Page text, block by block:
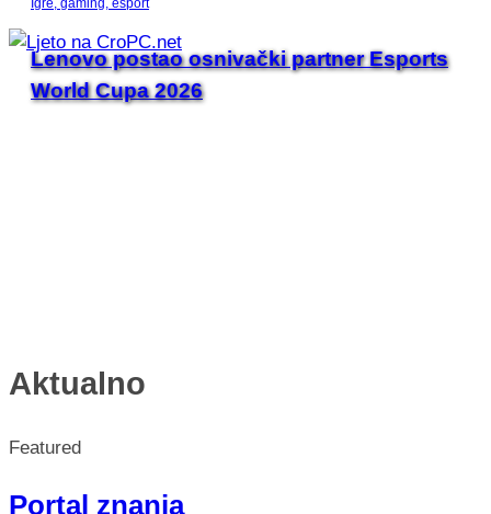
Lenovo postao osnivački partner Esports
World Cupa 2026
Aktualno
Featured
Portal znanja